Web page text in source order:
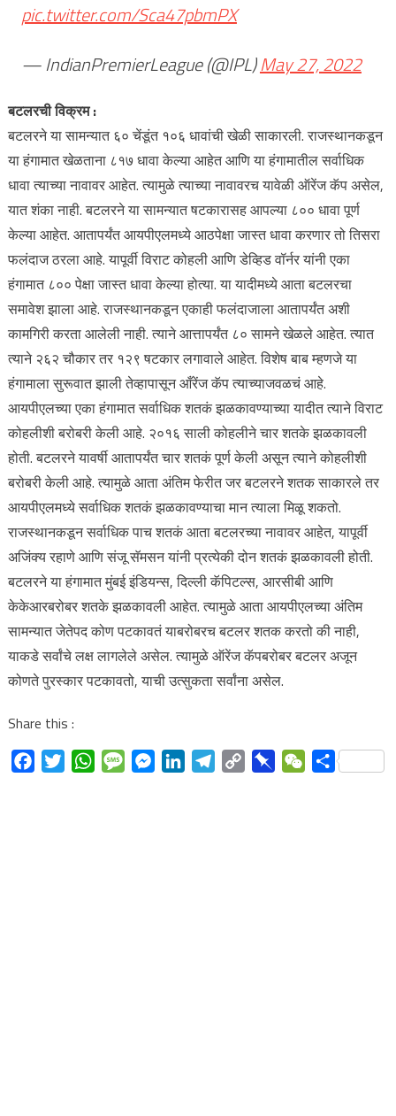
pic.twitter.com/Sca47pbmPX
— IndianPremierLeague (@IPL)May 27, 2022
बटलरची विक्रम :
बटलरने या सामन्यात ६० चेंडूंत १०६ धावांची खेळी साकारली. राजस्थानकडून
या हंगामात खेळताना ८१७ धावा केल्या आहेत आणि या हंगामातील सर्वाधिक
धावा त्याच्या नावावर आहेत. त्यामुळे त्याच्या नावावरच यावेळी ऑरेंज कॅप असेल,
यात शंका नाही. बटलरने या सामन्यात षटकारासह आपल्या ८०० धावा पूर्ण
केल्या आहेत. आतापर्यंत आयपीएलमध्ये आठपेक्षा जास्त धावा करणार तो तिसरा
फलंदाज ठरला आहे. यापूर्वी विराट कोहली आणि डेव्हिड वॉर्नर यांनी एका
हंगामात ८०० पेक्षा जास्त धावा केल्या होत्या. या यादीमध्ये आता बटलरचा
समावेश झाला आहे. राजस्थानकडून एकाही फलंदाजाला आतापर्यंत अशी
कामगिरी करता आलेली नाही. त्याने आत्तापर्यंत ८० सामने खेळले आहेत. त्यात
त्याने २६२ चौकार तर १२९ षटकार लगावाले आहेत. विशेष बाब म्हणजे या
हंगामाला सुरूवात झाली तेव्हापासून आँरेंज कॅप त्याच्याजवळचं आहे.
आयपीएलच्या एका हंगामात सर्वाधिक शतकं झळकावण्याच्या यादीत त्याने विराट
कोहलीशी बरोबरी केली आहे. २०१६ साली कोहलीने चार शतके झळकावली
होती. बटलरने यावर्षी आतापर्यंत चार शतकं पूर्ण केली असून त्याने कोहलीशी
बरोबरी केली आहे. त्यामुळे आता अंतिम फेरीत जर बटलरने शतक साकारले तर
आयपीएलमध्ये सर्वाधिक शतकं झळकावण्याचा मान त्याला मिळू शकतो.
राजस्थानकडून सर्वाधिक पाच शतकं आता बटलरच्या नावावर आहेत, यापूर्वी
अजिंक्य रहाणे आणि संजू सॅमसन यांनी प्रत्येकी दोन शतकं झळकावली होती.
बटलरने या हंगामात मुंबई इंडियन्स, दिल्ली कॅपिटल्स, आरसीबी आणि
केकेआरबरोबर शतके झळकावली आहेत. त्यामुळे आता आयपीएलच्या अंतिम
सामन्यात जेतेपद कोण पटकावतं याबरोबरच बटलर शतक करतो की नाही,
याकडे सर्वांचे लक्ष लागलेले असेल. त्यामुळे ऑरेंज कॅपबरोबर बटलर अजून
कोणते पुरस्कार पटकावतो, याची उत्सुकता सर्वांना असेल.
Share this :
FacebookTwitterWhatsAppMessageMessengerLinkedInTelegram
Copy
PinboardWeChatShare